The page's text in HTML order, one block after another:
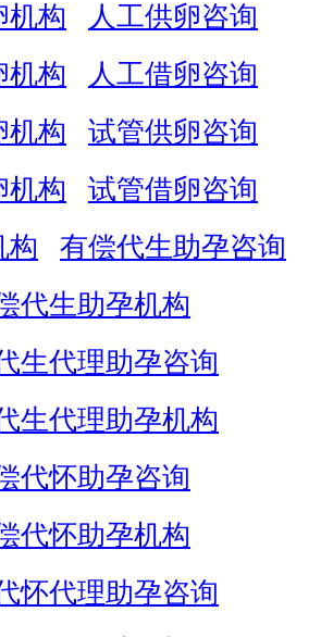
机构
人工供卵咨询
机构
人工借卵咨询
机构
试管供卵咨询
机构
试管借卵咨询
构
有偿代生助孕咨询
代生助孕机构
生代理助孕咨询
生代理助孕机构
代怀助孕咨询
代怀助孕机构
怀代理助孕咨询